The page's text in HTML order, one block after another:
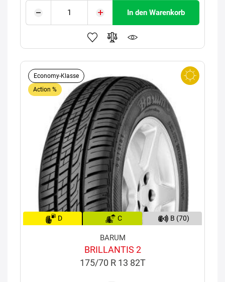
In den Warenkorb
Economy-Klasse
Action %
D C B (70)
BARUM
BRILLANTIS 2
175/70 R 13 82T